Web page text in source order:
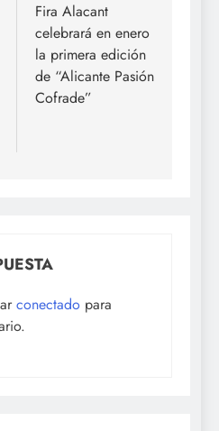
Fira Alacant
celebrará en enero
la primera edición
de “Alicante Pasión
Cofrade”
conectado para